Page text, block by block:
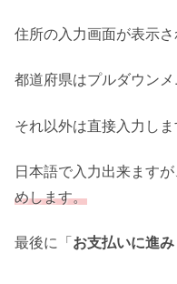
住所の入力画面が表示さ
都道府県はプルダウンメ
それ以外は直接入力しま
日本語で入力出来ますが
めします。
最後に「 お支払いに進